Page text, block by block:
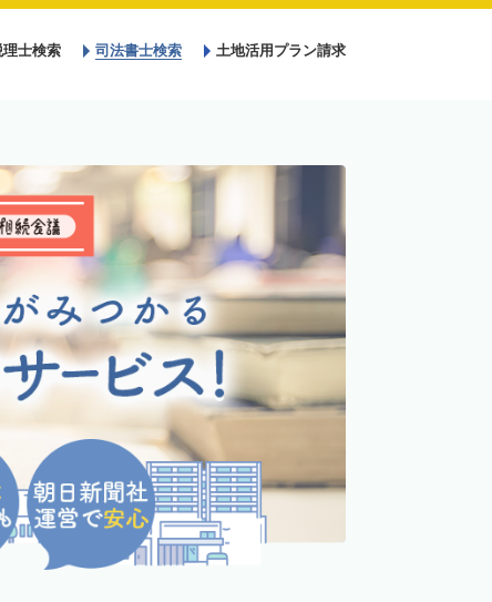
理士検索 司法書士検索 土地活用プラン請求